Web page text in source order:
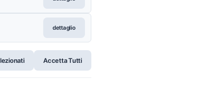
| REA: RM-1510763 | Cap. Soc. €
dettaglio
Accetta Tutti